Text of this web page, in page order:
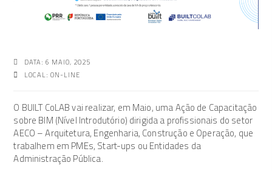
DATA: 6 MAIO, 2025
LOCAL: ON-LINE
O BUILT CoLAB vai realizar, em Maio, uma Ação de Capacitação
sobre BIM (Nível Introdutório) dirigida a profissionais do setor
AECO – Arquitetura, Engenharia, Construção e Operação, que
trabalhem em PMEs, Start-ups ou Entidades da
Administração Pública.